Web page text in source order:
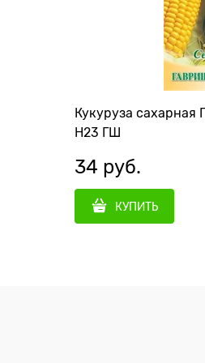
Кукуруза сахарная
Н23 ГШ
34 руб.
КУПИТЬ